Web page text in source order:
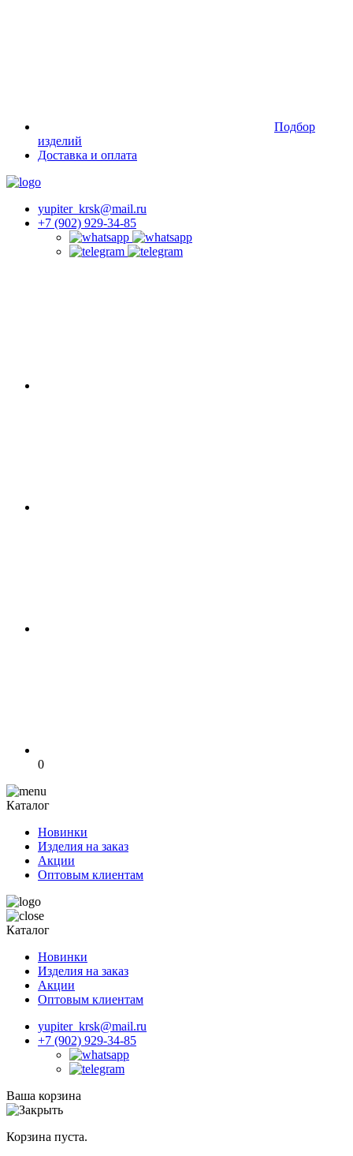
Подбор
изделий
Доставка и оплата
yupiter_krsk@mail.ru
+7 (902) 929-34-85
0
Каталог
Новинки
Изделия на заказ
Акции
Оптовым клиентам
Каталог
Новинки
Изделия на заказ
Акции
Оптовым клиентам
yupiter_krsk@mail.ru
+7 (902) 929-34-85
Ваша корзина
Корзина пуста.